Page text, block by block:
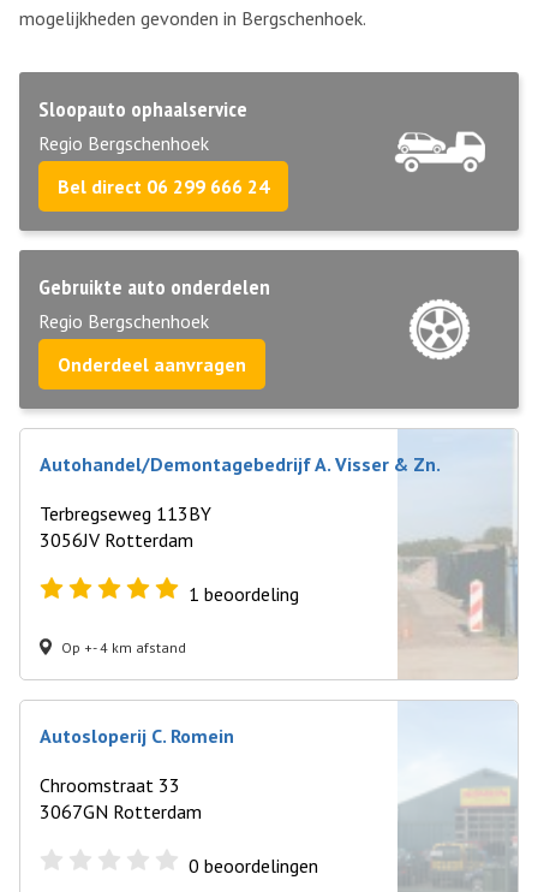
mogelijkheden gevonden in Bergschenhoek.
Sloopauto ophaalservice
Regio Bergschenhoek
Bel direct 06 299 666 24
Gebruikte auto onderdelen
Regio Bergschenhoek
Onderdeel aanvragen
Autohandel/Demontagebedrijf A. Visser & Zn.
Terbregseweg 113BY
3056JV Rotterdam
1 beoordeling
Op +- 4 km afstand
Autosloperij C. Romein
Chroomstraat 33
3067GN Rotterdam
0 beoordelingen